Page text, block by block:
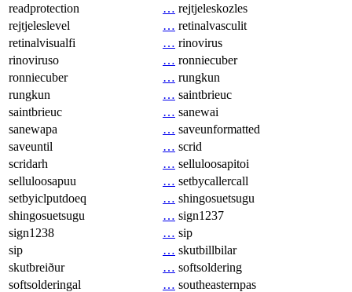
readprotection
… rejtjeleskozles
rejtjeleslevel
… retinalvasculit
retinalvisualfi
… rinovirus
rinoviruso
… ronniecuber
ronniecuber
… rungkun
rungkun
… saintbrieuc
saintbrieuc
… sanewai
sanewapa
… saveunformatted
saveuntil
… scrid
scridarh
… selluloosapitoi
selluloosapuu
… setbycallercall
setbyiclputdoeq
… shingosuetsugu
shingosuetsugu
… sign1237
sign1238
… sip
sip
… skutbillbilar
skutbreiður
… softsoldering
softsolderingal
… southeasternpas